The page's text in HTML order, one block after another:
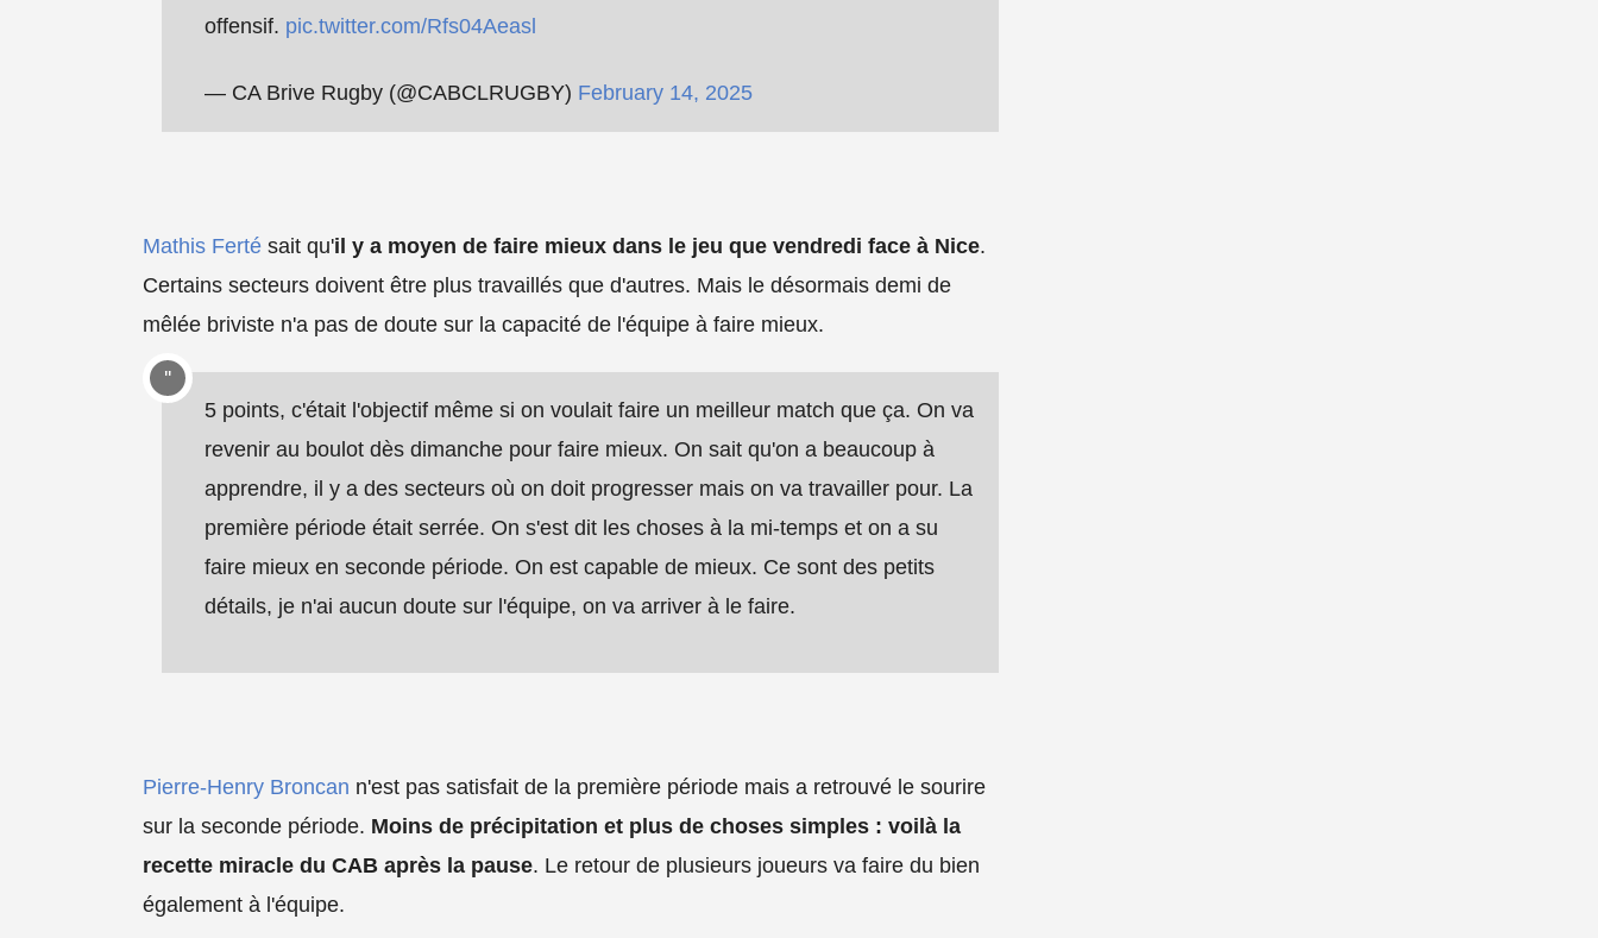
offensif. pic.twitter.com/Rfs04Aeasl
— CA Brive Rugby (@CABCLRUGBY) February 14, 2025
Mathis Ferté sait qu'il y a moyen de faire mieux dans le jeu que vendredi face à Nice.
Certains secteurs doivent être plus travaillés que d'autres. Mais le désormais demi de
mêlée briviste n'a pas de doute sur la capacité de l'équipe à faire mieux.
5 points, c'était l'objectif même si on voulait faire un meilleur match que ça. On va
revenir au boulot dès dimanche pour faire mieux. On sait qu'on a beaucoup à
apprendre, il y a des secteurs où on doit progresser mais on va travailler pour. La
première période était serrée. On s'est dit les choses à la mi-temps et on a su
faire mieux en seconde période. On est capable de mieux. Ce sont des petits
détails, je n'ai aucun doute sur l'équipe, on va arriver à le faire.
Pierre-Henry Broncan n'est pas satisfait de la première période mais a retrouvé le sourire
sur la seconde période. Moins de précipitation et plus de choses simples : voilà la
recette miracle du CAB après la pause. Le retour de plusieurs joueurs va faire du bien
également à l'équipe.